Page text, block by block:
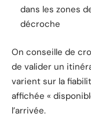
dans les zones
décroche
On conseille de
de valider un
varient sur la
affichée «
l’arrivée.